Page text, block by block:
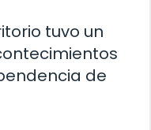
tuvo un
de